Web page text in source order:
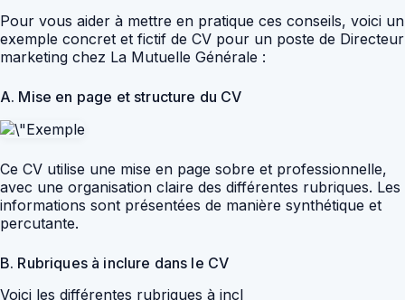
Pour vous aider à mettre en pratique ces conseils, voici un
exemple concret et fictif de CV pour un poste de Directeur
marketing chez La Mutuelle Générale :
A. Mise en page et structure du CV
Ce CV utilise une mise en page sobre et professionnelle,
avec une organisation claire des différentes rubriques. Les
informations sont présentées de manière synthétique et
percutante.
B. Rubriques à inclure dans le CV
Voici les différentes rubriques à incl